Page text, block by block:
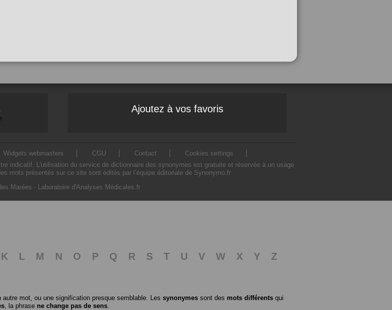
Ajoutez à vos favoris
Widgets webmasters CGU Contact
Cookies settings
indicatif. L'utilisation du service de dictionnaire des synonymes est gratuite et réservée à un usage
mots présentés sur ce site sont édités par l’équipe éditoriale de Synonymo.fr
Marées - Laboratoire d'Analyses Médicales.fr
K L M N O P Q R S T U V W X Y
Z
mot, ou une signification presque semblable. Les synonymes sont des mots différents qui
, la phrase ne change pas de sens